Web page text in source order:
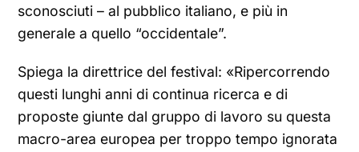
sconosciuti – al pubblico italiano, e più in
generale a quello “occidentale”.
Spiega la direttrice del festival: «Ripercorrendo
questi lunghi anni di continua ricerca e di
proposte giunte dal gruppo di lavoro su questa
macro-area europea per troppo tempo ignorata